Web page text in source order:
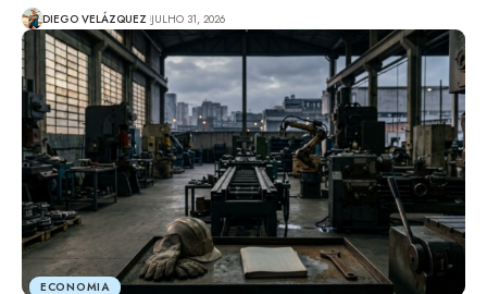
DIEGO VELÁZQUEZ JULHO 31, 2026
ECONOMIA